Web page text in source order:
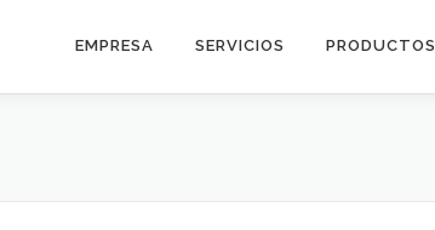
EMPRESA SERVICIOS PRODUCTOS